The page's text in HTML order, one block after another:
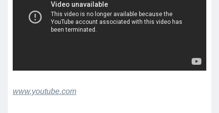
www.youtube.com